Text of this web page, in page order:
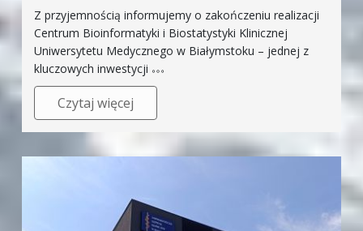
Z przyjemnością informujemy o zakończeniu realizacji
Centrum Bioinformatyki i Biostatystyki Klinicznej
Uniwersytetu Medycznego w Białymstoku – jednej z
kluczowych inwestycji
Czytaj więcej